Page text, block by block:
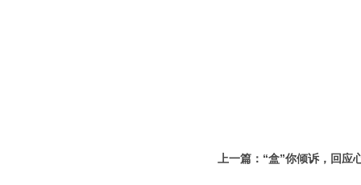
上一篇：“盒”你倾诉，回